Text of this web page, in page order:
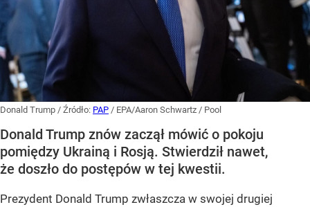
Donald Trump / Źródło: PAP / EPA/Aaron Schwartz / Pool
Donald Trump znów zaczął mówić o pokoju
pomiędzy Ukrainą i Rosją. Stwierdził nawet,
że doszło do postępów w tej kwestii.
Prezydent Donald Trump zwłaszcza w swojej drugiej